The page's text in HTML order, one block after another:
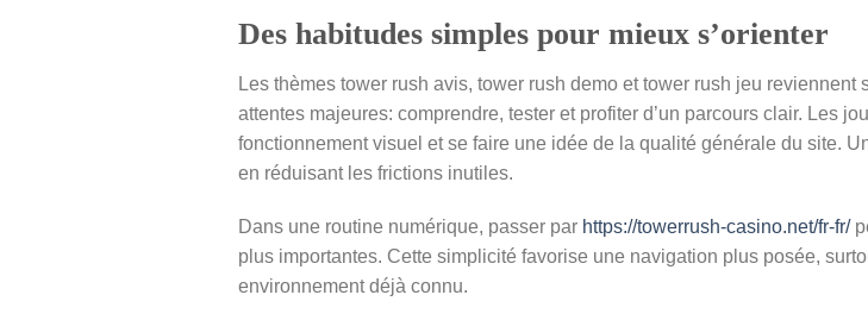
Des habitudes simples pour mieux s’orienter
Les thèmes tower rush avis, tower rush demo et tower rush jeu
attentes majeures: comprendre, tester et profiter d’un parcours clair. Les
fonctionnement visuel et se faire une idée de la qualité générale du site.
en réduisant les frictions inutiles.
Dans une routine numérique, passer par https://towerrush-casino.net/fr-fr/
plus importantes. Cette simplicité favorise une navigation plus posée,
environnement déjà connu.